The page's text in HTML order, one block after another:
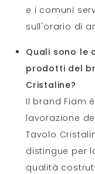
e i comuni
sull'orario di
Quali sono le
prodotti del
Cristaline?
Il brand Fiam
lavorazione
Tavolo
distingue per
qualità